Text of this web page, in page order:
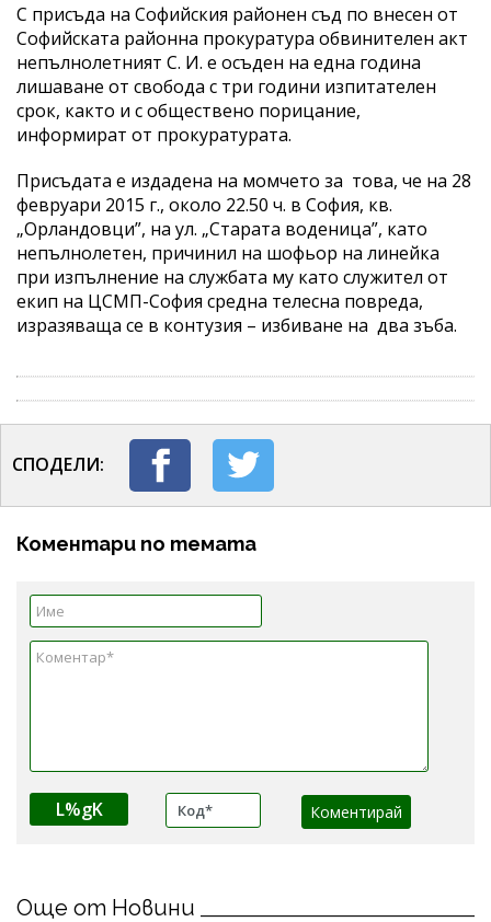
С присъда на Софийския районен съд по внесен от
Софийската районна прокуратура обвинителен акт
непълнолетният С. И. е осъден на една година
лишаване от свобода с три години изпитателен
срок, както и с обществено порицание,
информират от прокуратурата.
Присъдата е издадена на момчето за това, че на 28
февруари 2015 г., около 22.50 ч. в София, кв.
„Орландовци”, на ул. „Старата воденица”, като
непълнолетен, причинил на шофьор на линейка
при изпълнение на службата му като служител от
екип на ЦСМП-София средна телесна повреда,
изразяваща се в контузия – избиване на два зъба.
СПОДЕЛИ:
Коментари по темата
L%gK
Още от Новини